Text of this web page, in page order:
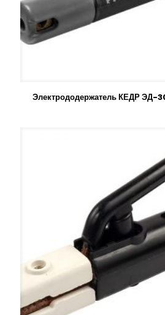
Электрододержатель КЕДР ЭД-